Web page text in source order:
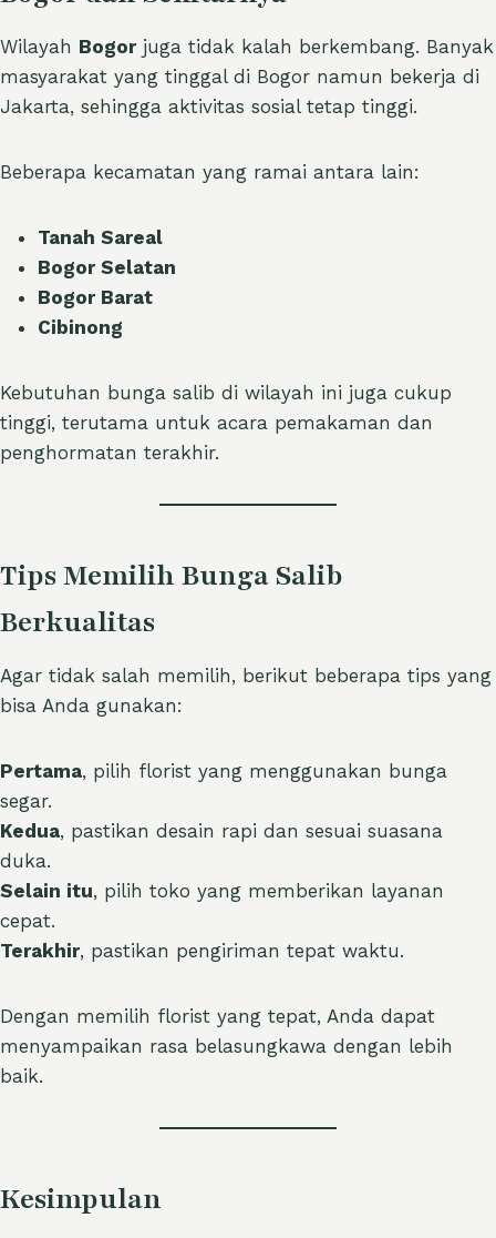
Wilayah Bogorjuga tidak kalah berkembang. Banyak
masyarakat yang tinggal di Bogor namun bekerja di
Jakarta, sehingga aktivitas sosial tetap tinggi.
Beberapa kecamatan yang ramai antara lain:
Tanah Sareal
Bogor Selatan
Bogor Barat
Cibinong
Kebutuhan bunga salib di wilayah ini juga cukup
tinggi, terutama untuk acara pemakaman dan
penghormatan terakhir.
Tips Memilih Bunga Salib
Berkualitas
Agar tidak salah memilih, berikut beberapa tips yang
bisa Anda gunakan:
Pertama, pilih florist yang menggunakan bunga
segar.
Kedua, pastikan desain rapi dan sesuai suasana
duka.
Selain itu, pilih toko yang memberikan layanan
cepat.
Terakhir, pastikan pengiriman tepat waktu.
Dengan memilih florist yang tepat, Anda dapat
menyampaikan rasa belasungkawa dengan lebih
baik.
Kesimpulan